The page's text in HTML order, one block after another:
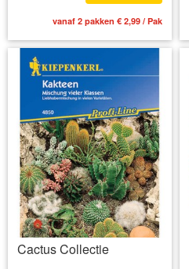
vanaf 2 pakken € 2,99 / Pak
Cactus Collectie